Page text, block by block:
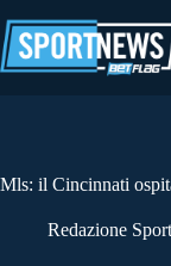
al
contenuto
Mls: il Cincinnati
Redazione